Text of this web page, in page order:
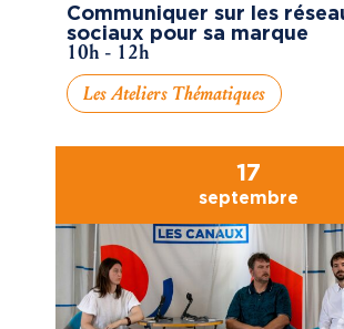
Communiquer sur les
sociaux pour sa marque
10h - 12h
Les Ateliers Thématiques
17
septembre